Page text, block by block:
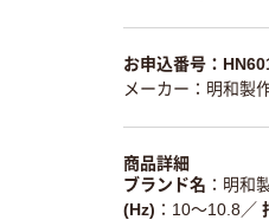
お申込番号：
メーカー：明和製
商品詳細
ブランド名
明和
(Hz)
10～10.8 ／